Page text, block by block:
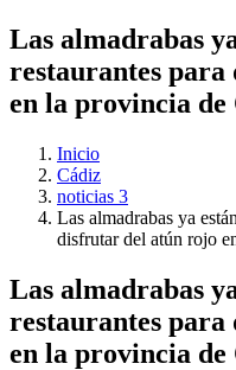
Las almadrabas
restaurantes
en la provincia de
Inicio
Cádiz
noticias 3
Las almadrabas ya
disfrutar del atún rojo
Las almadrabas
restaurantes
en la provincia de